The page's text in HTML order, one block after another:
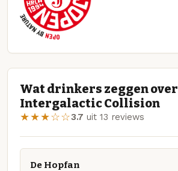
Wat drinkers zeggen over
Intergalactic Collision
★★★☆☆3.7 uit 13 reviews
De Hopfan